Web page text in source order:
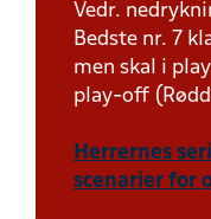
Vedr.
Bedste nr. 7
men skal i
play-off
Herrernes
scenarier for